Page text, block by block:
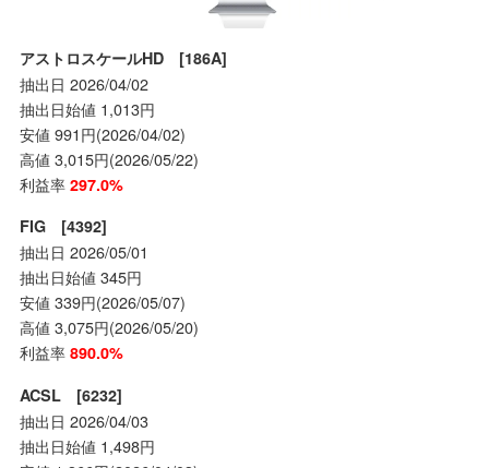
アストロスケールHD [186A]
抽出日 2026/04/02
抽出日始値 1,013円
安値 991円(2026/04/02)
高値 3,015円(2026/05/22)
利益率 297.0%
FIG [4392]
抽出日 2026/05/01
抽出日始値 345円
安値 339円(2026/05/07)
高値 3,075円(2026/05/20)
利益率 890.0%
ACSL [6232]
抽出日 2026/04/03
抽出日始値 1,498円